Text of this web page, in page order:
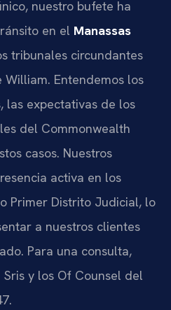
nuestro bufete ha
en el Manassas
tribunales circundantes
Entendemos los
las expectativas de los
del Commonwealth
casos. Nuestros
activa en los
Primer Distrito Judicial, lo
a nuestros clientes
Para una consulta,
y los Of Counsel del